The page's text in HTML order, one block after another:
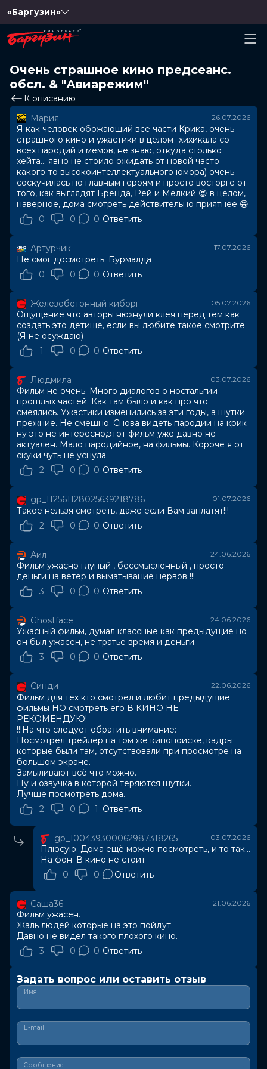
«Баргузин»
Очень страшное кино предсеанс.
обсл. & "Авиарежим"
К описанию
Мария
26.07.2026
Я как человек обожающий все части Крика, очень
страшного кино и ужастики в целом- хихикала со
всех пародий и мемов, не знаю, откуда столько
хейта… явно не стоило ожидать от новой часто
какого-то высокоинтеллектуального юмора) очень
соскучилась по главным героям и просто восторге от
того, как выглядят Бренда, Рей и Мелкий 😍 в целом,
наверное, дома смотреть действительно приятнее 😁
0
0 0 Ответить
Артурчик 17.07.2026
Не смог досмотреть. Бурмалда
0
0 0 Ответить
Железобетонный киборг 05.07.2026
Ощущение что авторы нюхнули клея перед тем как
создать это детище, если вы любите такое смотрите.
(Я не осуждаю)
1
0 0 Ответить
Людмила 03.07.2026
Фильм не очень. Много диалогов о ностальгии
прошлых частей. Как там было и как про что
смеялись. Ужастики изменились за эти годы, а шутки
прежние. Не смешно. Снова видеть пародии на крик
ну это не интересно,этот фильм уже давно не
актуален. Мало пародийное, на фильмы. Короче я от
скуки чуть не уснула.
2
0 0 Ответить
gp_112561128025639218786 01.07.2026
Такое нельзя смотреть, даже если Вам заплатят!!!
2
0 0 Ответить
Аил 24.06.2026
Фильм ужасно глупый , бессмысленный , просто
деньги на ветер и выматывание нервов !!!
3
0 0 Ответить
Ghostface 24.06.2026
Ужасный фильм, думал классные как предыдущие но
он был ужасен, не тратье время и деньги
3
0 0 Ответить
Синди 22.06.2026
Фильм для тех кто смотрел и любит предыдущие
фильмы НО смотреть его В КИНО НЕ
РЕКОМЕНДУЮ!
!!!На что следует обратить внимание:
Посмотрел трейлер на том же кинопоиске, кадры
которые были там, отсутствовали при просмотре на
большом экране.
Замыливают всё что можно.
Ну и озвучка в которой теряются шутки.
Лучше посмотреть дома.
2
0 1 Ответить
gp_100439300062987318265 03.07.2026
Плюсую. Дома ещё можно посмотреть, и то так...
На фон. В кино не стоит
0
0 Ответить
Саша36 21.06.2026
Фильм ужасен.
Жаль людей которые на это пойдут.
Давно не видел такого плохого кино.
3
0 0 Ответить
Задать вопрос или оставить отзыв
Имя
E-mail
Сообщение